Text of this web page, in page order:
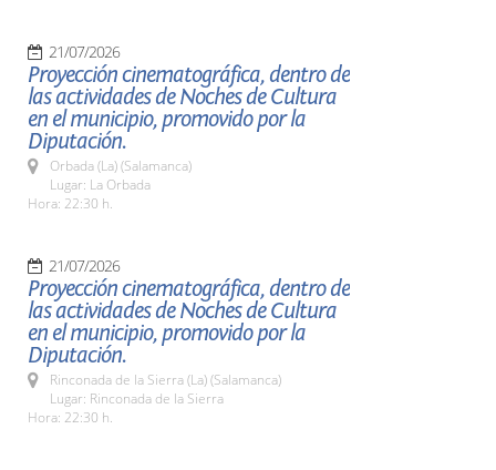
21/07/2026
Proyección cinematográfica, dentro de
las actividades de Noches de Cultura
en el municipio, promovido por la
Diputación.
Orbada (La) (Salamanca)
Lugar: La Orbada
Hora: 22:30 h.
21/07/2026
Proyección cinematográfica, dentro de
las actividades de Noches de Cultura
en el municipio, promovido por la
Diputación.
Rinconada de la Sierra (La) (Salamanca)
Lugar: Rinconada de la Sierra
Hora: 22:30 h.